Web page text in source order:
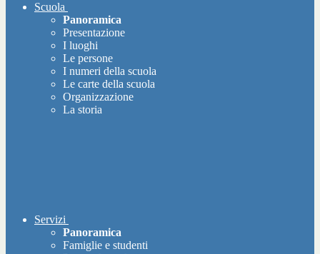
Scuola
Panoramica
Presentazione
I luoghi
Le persone
I numeri della scuola
Le carte della scuola
Organizzazione
La storia
Servizi
Panoramica
Famiglie e studenti